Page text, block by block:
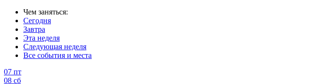
Чем заняться:
Сегодня
Завтра
Эта неделя
Следующая неделя
Все события и места
07 пт
08 сб